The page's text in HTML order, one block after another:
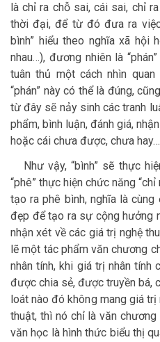
là chỉ ra chỗ sai, cái sai, chỉ
thời đại, để từ đó đưa ra việc
bình” hiểu theo nghĩa xã hội
nhau…), đương nhiên là
tuân thủ một cách nhìn
“phán” này có thể là đúng,
từ đây sẽ nảy sinh các tranh
phẩm, bình luận, đánh giá,
hoặc cái chưa được, chưa hay…
Như vậy, “bình” sẽ thực
“phê” thực hiện chức năng
tạo ra phê bình, nghĩa là
đẹp để tạo ra sự cộng hưởng
nhận xét về các giá trị nghệ
lẽ một tác phẩm văn chương
nhân tính, khi giá trị nhân tính
được chia sẻ, được truyền bá,
loát nào đó không mang giá
thuật, thì nó chỉ là văn
văn học là hình thức biểu thị